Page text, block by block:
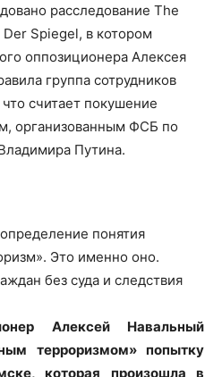
расследование The
Spiegel, в котором
оппозиционера Алексея
группа сотрудников
считает покушение
организованным ФСБ по
Путина.
понятия
Это именно оно.
без суда и следствия
Алексей Навальный
терроризмом» попытку
которая произошла в